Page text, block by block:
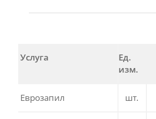
Услуга
Ед.
изм.
Еврозапил шт.